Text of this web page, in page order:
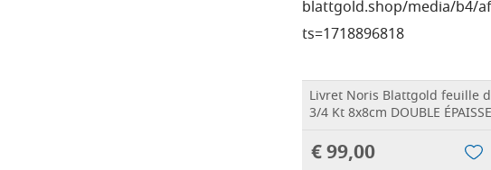
Livret Noris Blattgold feuille
3/4 Kt 8x8cm DOUBLE
€ 99,00